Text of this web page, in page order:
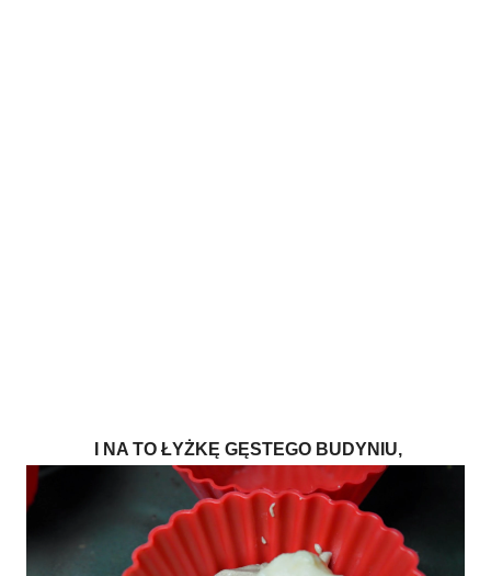
I NA TO ŁYŻKĘ GĘSTEGO BUDYNIU,